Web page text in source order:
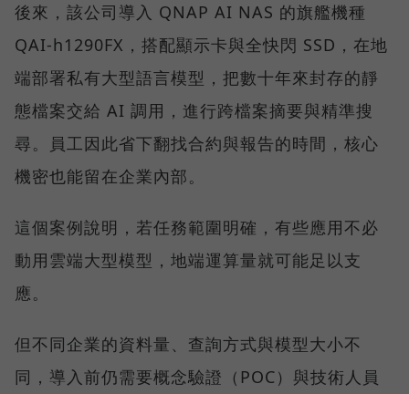
後來，該公司導入 QNAP AI NAS 的旗艦機種
QAI-h1290FX，搭配顯示卡與全快閃 SSD，在地
端部署私有大型語言模型，把數十年來封存的靜
態檔案交給 AI 調用，進行跨檔案摘要與精準搜
尋。員工因此省下翻找合約與報告的時間，核心
機密也能留在企業內部。
這個案例說明，若任務範圍明確，有些應用不必
動用雲端大型模型，地端運算量就可能足以支
應。
但不同企業的資料量、查詢方式與模型大小不
同，導入前仍需要概念驗證（POC）與技術人員